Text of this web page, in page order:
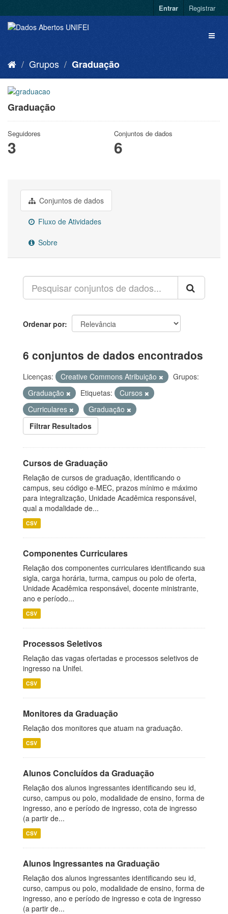
Entrar Registrar
Grupos Graduação
Graduação
Seguidores
3
Conjuntos de dados
6
Conjuntos de dados
Fluxo de Atividades
Sobre
Ordenar por
6 conjuntos de dados encontrados
Licenças: Creative Commons Atribuição
Grupos:
Graduação
Etiquetas:
Cursos
Curriculares
Graduação
Filtrar Resultados
Cursos de Graduação
Relação de cursos de graduação, identificando o
campus, seu código e-MEC, prazos mínimo e máximo
para integralização, Unidade Acadêmica responsável,
qual a modalidade de...
CSV
Componentes Curriculares
Relação dos componentes curriculares identificando sua
sigla, carga horária, turma, campus ou polo de oferta,
Unidade Acadêmica responsável, docente ministrante,
ano e período...
CSV
Processos Seletivos
Relação das vagas ofertadas e processos seletivos de
ingresso na Unifei.
CSV
Monitores da Graduação
Relação dos monitores que atuam na graduação.
CSV
Alunos Concluídos da Graduação
Relação dos alunos ingressantes identificando seu id,
curso, campus ou polo, modalidade de ensino, forma de
ingresso, ano e período de ingresso, cota de ingresso
(a partir de...
CSV
Alunos Ingressantes na Graduação
Relação dos alunos ingressantes identificando seu id,
curso, campus ou polo, modalidade de ensino, forma de
ingresso, ano e período de ingresso e cota de ingresso
(a partir de...